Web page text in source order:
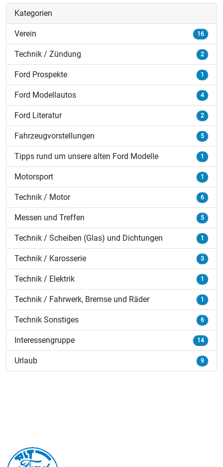
Kategorien
Verein 16
Technik / Zündung 2
Ford Prospekte 1
Ford Modellautos 4
Ford Literatur 2
Fahrzeugvorstellungen 5
Tipps rund um unsere alten Ford Modelle 1
Motorsport 1
Technik / Motor 6
Messen und Treffen 5
Technik / Scheiben (Glas) und Dichtungen 1
Technik / Karosserie 3
Technik / Elektrik 1
Technik / Fahrwerk, Bremse und Räder 1
Technik Sonstiges 6
Interessengruppe 14
Urlaub 9